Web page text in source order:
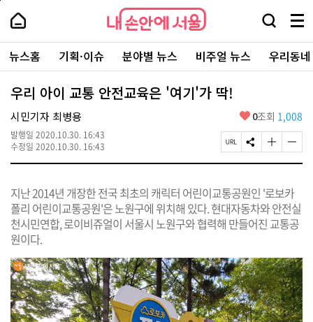
본
로
가
내
손
안
에
서
울
-
서
울
시
대
표
소
포
털
내
손
에
울
검
창
열
기
메
뉴
전
체
보
주
요
서
뉴스홈 기획·이슈 분야별 뉴스 비주얼 뉴스 우리동
우리 아이 교통 안전교육은 '여기'가 딱!
시민기자 최병용
발행일 2020.10.30. 16:43
수정일 2020.10.30. 16:43
좋
요
0조회 1,008
페
이
R
L
복
사
S
N
유
하
기
글
자
크
게
변
경
기
글
자
작
게
변
경
기
지난 2014년 개장한 전국 최초의 캐릭터 어린이교통공원인 '로보카
폴리 어린이교통공원'은 노원구에 위치해 있다. 현대자동차와 안전실
천시민연합, 로이비쥬얼이 서울시 노원구와 협력해 만들어진 교통공
원이다.
페
상
단
로